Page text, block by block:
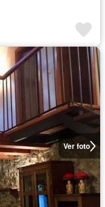
Ver foto